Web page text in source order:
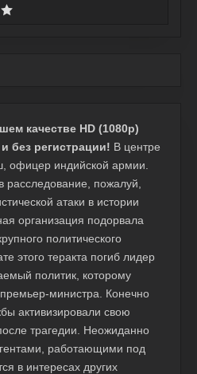
качестве HD (1080p)
без регистрации!
индийской армии.
расследование, пожалуй,
атаки в истории
организация подорвала
политического
этого теракта погиб лидер
политик, которому
министра. Конечно
активизировали свою
трагедии. Неожиданно
работающими под
в интересах других